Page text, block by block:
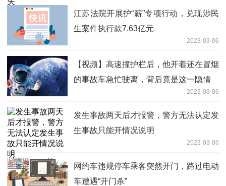
江苏法院开展护“薪”专项行动，兑现涉民
生案件执行款7.63亿元
2023-03-06
【视频】高速撞护栏后，他开着还在冒烟
的事故车急忙驶离，背后竟是这一隐情
2023-03-06
发生事故两天后才报警，警方无法认定发
生事故只能开情况说明
2023-03-06
网约车违规停车乘客突然开门，路过电动
车遭遇“开门杀”